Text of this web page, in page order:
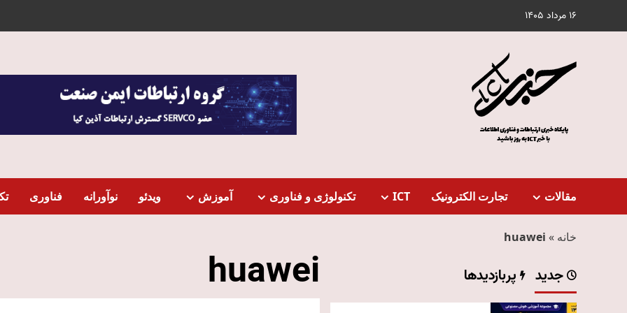
16 مرداد 1405
مقالات تجارت الکترونیک ICT تکنولوژی و فناوری آموزش ویدئو نوآورانه فناوری
خانه »
huawei
huawei جدید پربازدیدها